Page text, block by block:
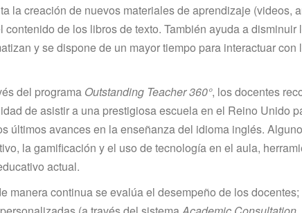
la creación de nuevos materiales de aprendizaje (videos,
de los libros de texto. También ayuda a disminuir
y se dispone de un mayor tiempo para interactuar con
del programa Outstanding Teacher 360°, los docentes
de asistir a una prestigiosa escuela en el Reino Unido
últimos avances en la enseñanza del idioma inglés.
la gamificación y el uso de tecnología en el aula,
actual.
manera continua se evalúa el desempeño de los docentes;